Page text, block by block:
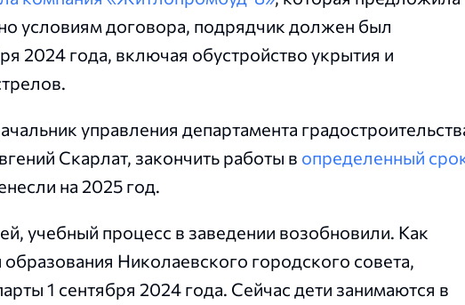
условиям договора, подрядчик должен был
2024 года, включая обустройство укрытия и
управления департамента
Скарлат, закончить работы в определенный
на 2025 год.
учебный процесс в заведении возобновили. Как
Николаевского городского совета,
1 сентября 2024 года. Сейчас дети занимаются в